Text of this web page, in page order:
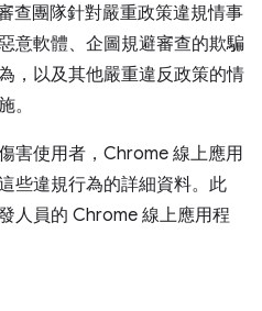
查團隊針對嚴重政策違規情事
意軟體、企圖規避審查的欺騙
，以及其他嚴重違反政策的情
。
害使用者，Chrome 線上應用
些違規行為的詳細資料。此
人員的 Chrome 線上應用程